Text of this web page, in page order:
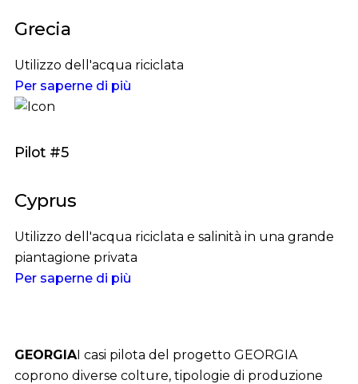
Grecia
Utilizzo dell'acqua riciclata
Per saperne di più
Pilot #5
Cyprus
Utilizzo dell'acqua riciclata e salinità in una grande
piantagione privata
Per saperne di più
GEORGIAI casi pilota del progetto GEORGIA
coprono diverse colture, tipologie di produzione